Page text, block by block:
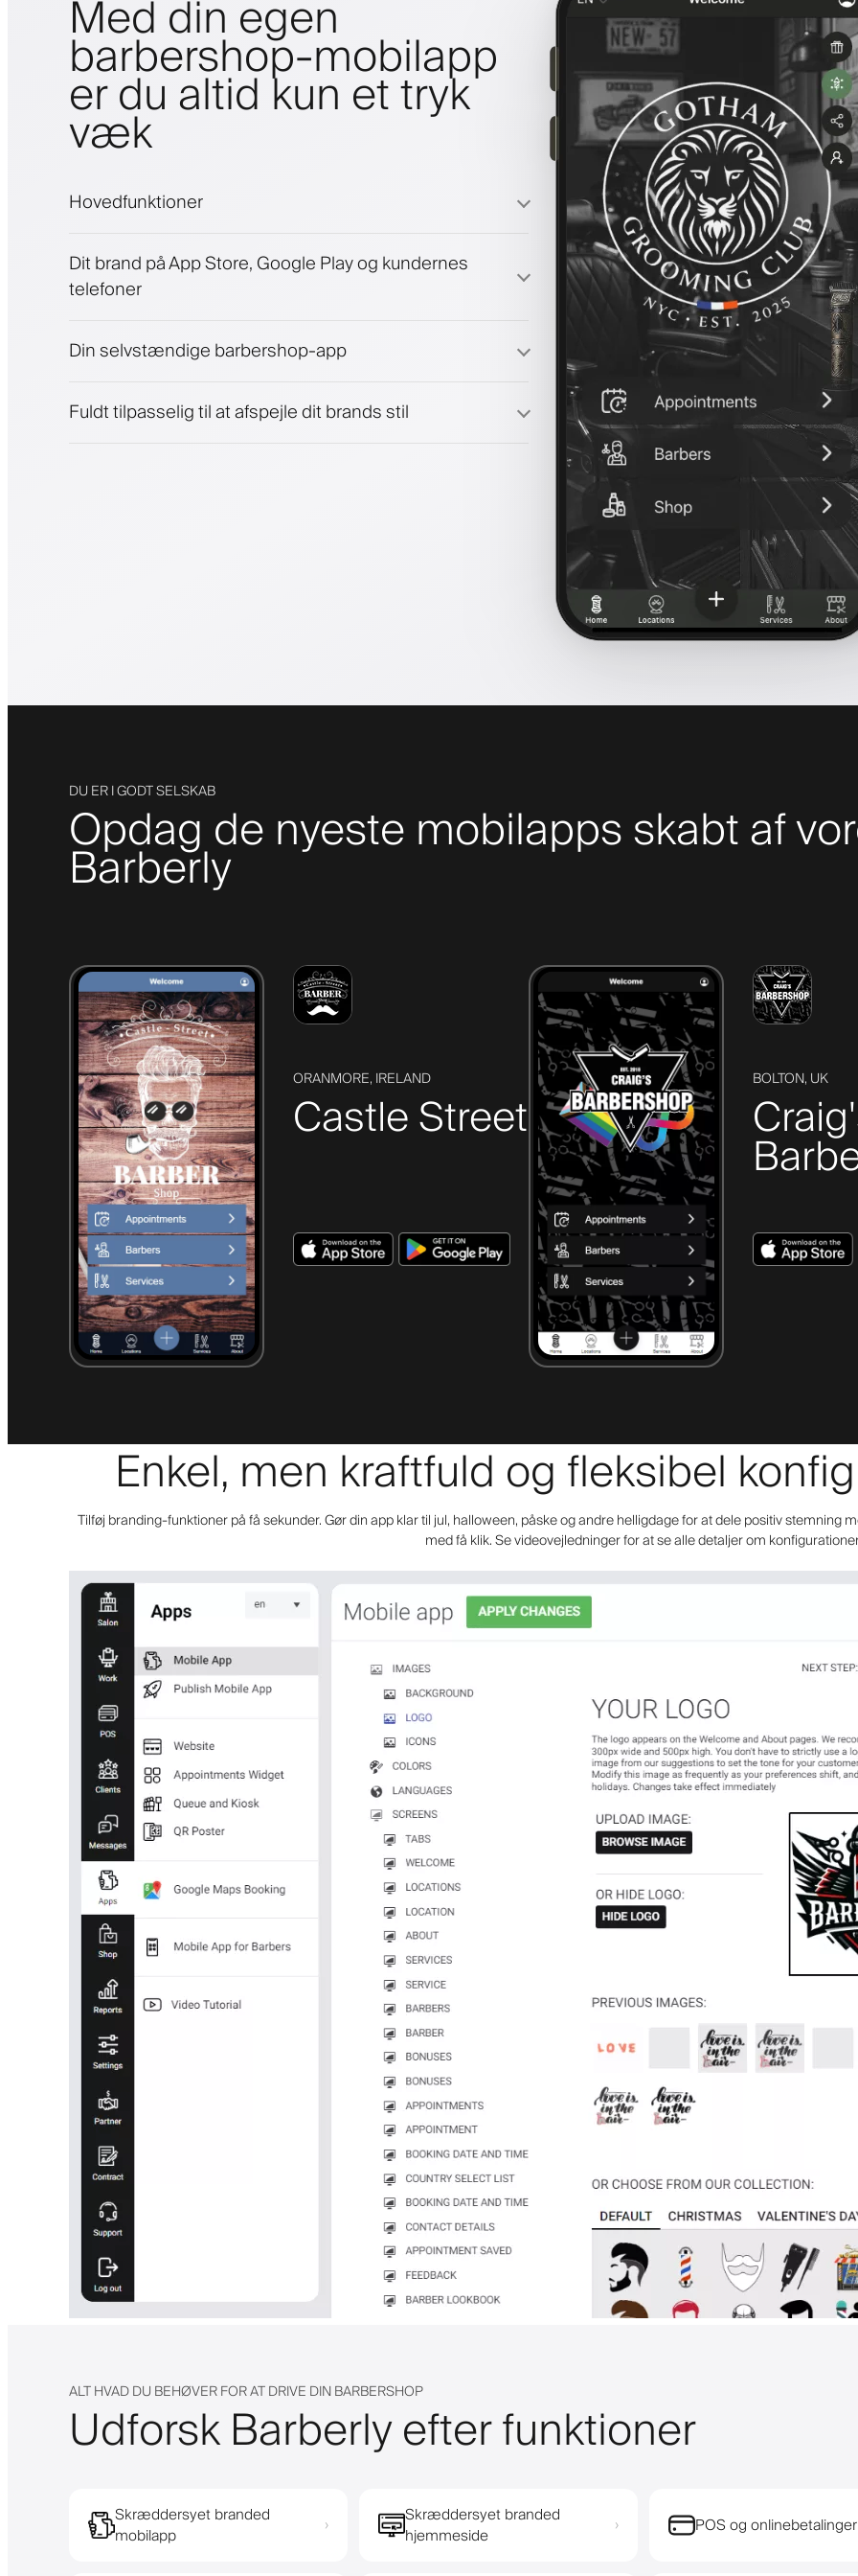
Med din egen
barbershop-mobilapp
er du altid kun et tryk
væk
Hovedfunktioner
Betalinger, sikkerhedsdepositum
Sælg skønhedsprodukter
Dit brand på App Store, Google Play og kundernes
telefoner
Din selvstændige barbershop-app
Fuldt tilpasselig til at afspejle dit brands stil
DU ER I GODT SELSKAB
Opdag de nyeste mobilapps skabt af
Barberly
ORANMORE, IRELAND
Castle Street
BOLTON, UK
Enkel, men kraftfuld og fleksibel
Tilføj branding-funktioner på få sekunder. Gør din app klar til jul, halloween, påske og andre helligdage for at dele positiv stemning
med få klik. Se videovejledninger for at se alle detaljer om
ALT HVAD DU BEHØVER FOR AT DRIVE DIN BARBERSHOP
Udforsk Barberly efter funktioner
Skræddersyet branded
mobilapp
›
Skræddersyet branded
hjemmeside
› POS og onlinebetalinger